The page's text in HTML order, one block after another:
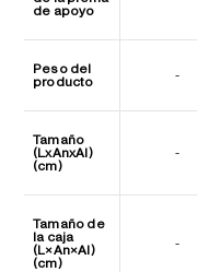
de apoyo
Peso del
producto
-
Tamaño
(LxAnxAl)
(cm)
-
Tamaño de
la caja
(L×An×Al)
(cm)
-